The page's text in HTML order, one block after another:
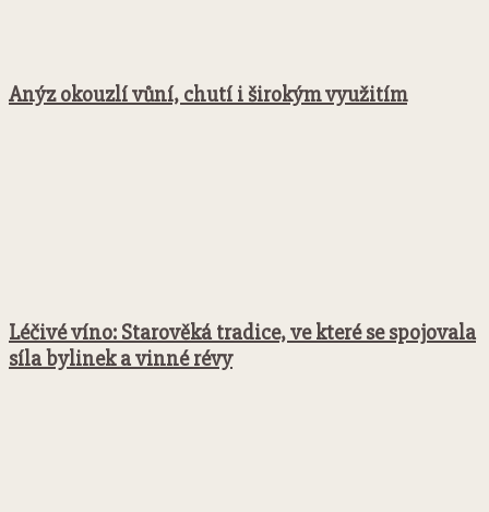
Anýz okouzlí vůní, chutí i širokým využitím
Léčivé víno: Starověká tradice, ve které se spojovala
síla bylinek a vinné révy